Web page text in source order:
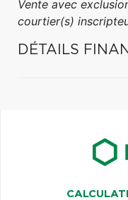
Vente avec
courtier(s)
DÉTAILS